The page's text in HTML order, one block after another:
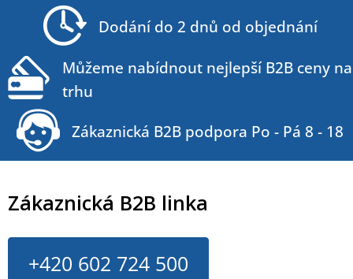
Zákaznická B2B linka
+420 602 724 500
Dodání do 2 dnů od objednání
Můžeme nabídnout nejlepší B2B ceny na
trhu
Zákaznická B2B podpora Po - Pá 8 - 18